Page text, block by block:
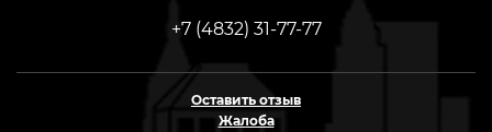
+7 (4832) 31-77-77
Оставить отзыв
Жалоба